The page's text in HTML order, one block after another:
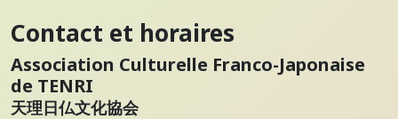
Contact et horaires
Association Culturelle Franco-Japonaise
de TENRI
天理日仏文化協会